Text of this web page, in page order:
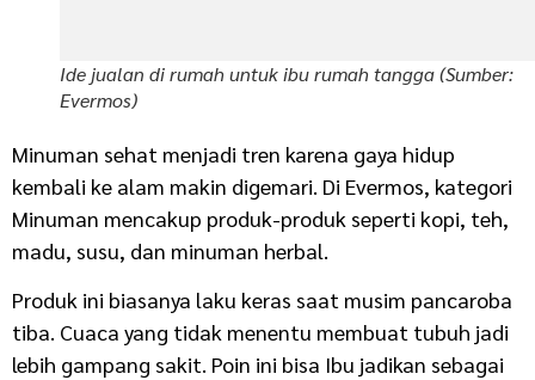
Ide jualan di rumah untuk ibu rumah tangga (Sumber:
Evermos)
Minuman sehat menjadi tren karena gaya hidup
kembali ke alam makin digemari. Di Evermos, kategori
Minuman mencakup produk-produk seperti kopi, teh,
madu, susu, dan minuman herbal.
Produk ini biasanya laku keras saat musim pancaroba
tiba. Cuaca yang tidak menentu membuat tubuh jadi
lebih gampang sakit. Poin ini bisa Ibu jadikan sebagai